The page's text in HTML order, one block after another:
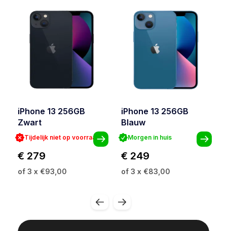
iPhone 13 256GB
Zwart
Tijdelijk niet op voorraad
€ 279
of 3 x €93,00
iPhone 13 256GB
Blauw
Morgen in huis
€ 249
of 3 x €83,00